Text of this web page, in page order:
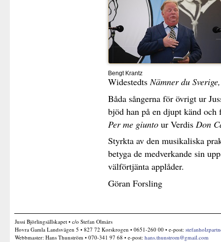
Bengt Krantz
WidestedtsNämner du
Båda sångerna för övrigt ur
bjöd han på en djupt känd och
Per me giuntour Verdis Don
Styrkta av den musikaliska
betyga de medverkande sin
välförtjänta applåder.
Göran Forsling
Jussi Björlingsällskapet • c/o Stefan Olmårs
Hovra Gamla Landsvägen 5 • 827 72 Korskrogen • 0651-260 00 • e-post:
Webbmaster: Hans Thunström • 070-341 97 68 • e-post: hans.thunstrom@gmail.com